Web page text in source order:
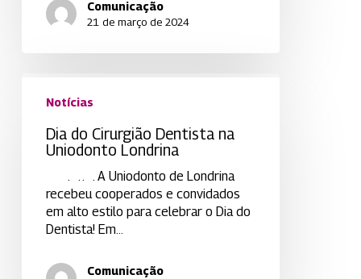
Comunicação
21 de março de 2024
Dentista
Londrina
Notícias
Dia do Cirurgião Dentista na
Uniodonto Londrina
. . . . A Uniodonto de Londrina
recebeu cooperados e convidados
em alto estilo para celebrar o Dia do
Dentista! Em…
Comunicação